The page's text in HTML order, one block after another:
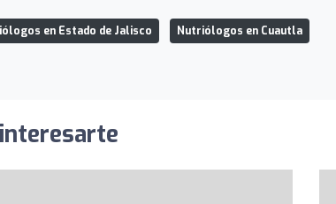
en Estado de Jalisco Nutriólogos en Cuautla